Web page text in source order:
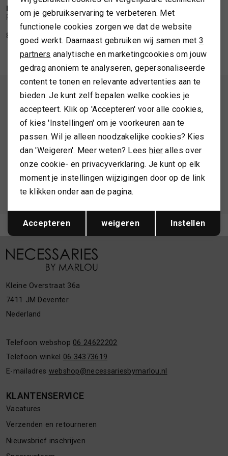
SPORTKLEDING
TASSEN
TOPS EN SHIRTS
TRUIEN
VESTEN
/2
RABENS SALONER
Rabens Saloner Paige denim jacket
86,00 215,00
ALTIJD ALS EERSTE OP DE HOOGTE ZIJN?
Schrijf je in en ontvang 10% korting op je 1e bestelling
AANMELDEN
Hoe we met je data omgaan? Bekijk dit in onze
privacyverklaring.
Meld je aan voor de nieuwsbrief
Kleine Overstraat 36a
7411 JM Deventer
Nederland
Telefoon webshop 06 24622202
Telefoon winkel 06 34373619
E-mailadres webshop@necessariesbymarlou.nl
KLANTENSERVICE
Vacatures
Verzenden en retourneren
Nieuwsbrief inschrijven
Analytische cookies
Marketing cookies
Terug Opslaan
om je gebruikservaring te verbeteren. Met
functionele cookies zorgen we dat de website
goed werkt. Daarnaast gebruiken wij samen met 3
partners analytische en marketingcookies om jouw
gedrag anoniem te analyseren, gepersonaliseerde
content te tonen en relevante advertenties aan te
bieden. Je kunt zelf bepalen welke cookies je
accepteert. Klik op 'Accepteren' voor alle cookies,
of kies 'Instellingen' om je voorkeuren aan te
passen. Wil je alleen noodzakelijke cookies? Kies
dan 'Weigeren'. Meer weten? Lees hier alles over
onze cookie- en privacyverklaring. Je kunt op elk
moment je instellingen wijzigingen door op de link
te klikken onder aan de pagina.
Accepteren weigeren Instellen